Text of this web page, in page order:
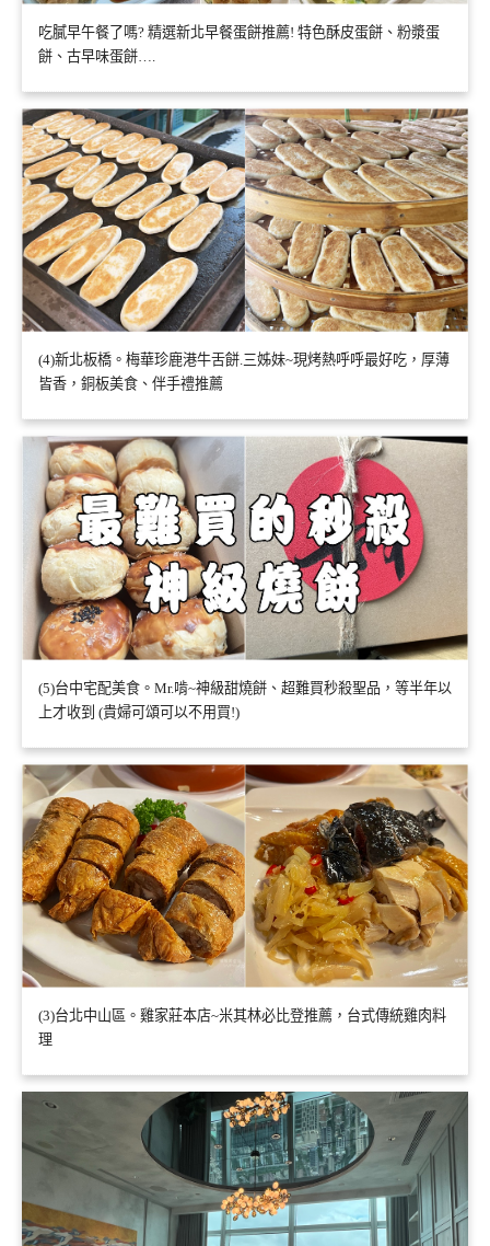
吃膩早午餐了嗎? 精選新北早餐蛋餅推薦! 特色酥皮蛋餅、粉漿蛋
餅、古早味蛋餅….
(4)新北板橋。梅華珍鹿港牛舌餅.三姊妹~現烤熱呼呼最好吃，厚薄
皆香，銅板美食、伴手禮推薦
(5)台中宅配美食。Mr.啃~神級甜燒餅、超難買秒殺聖品，等半年以
上才收到 (貴婦可頌可以不用買!)
(3)台北中山區。雞家莊本店~米其林必比登推薦，台式傳統雞肉料
理